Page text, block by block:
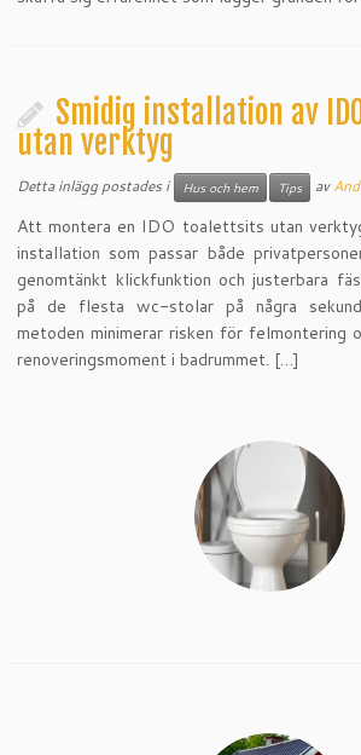
Smidig installation av
utan verktyg
Detta inlägg postades i Hus och hem Tips av
Att montera en IDO toalettsits utan
installation som passar både
genomtänkt klickfunktion och justerbara
på de flesta wc-stolar på några
metoden minimerar risken för felmontering
renoveringsmoment i badrummet. […]